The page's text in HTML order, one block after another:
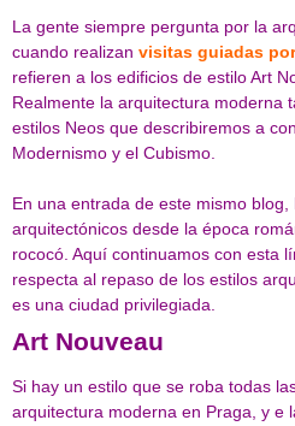
La gente siempre pergunta por la
cuando realizan visitas guiadas
refieren a los edificios de estilo Art
Realmente la arquitectura moderna
estilos Neos que describiremos a
Modernismo y el Cubismo.
En una entrada de este mismo
arquitectónicos desde la época
rococó. Aquí continuamos con esta
respecta al repaso de los estilos
es una ciudad privilegiada.
Art Nouveau
Si hay un estilo que se roba todas
arquitectura moderna en Praga, y e